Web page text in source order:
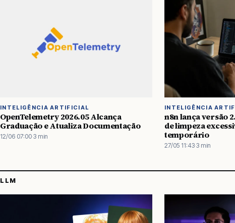
INTELIGÊNCIA ARTIFICIAL
OpenTelemetry 2026.05 Alcança
Graduação e Atualiza Documentação
12/06 07:00·3 min
INTELIGÊNCIA
n8n lança versão
de limpeza
temporário
27/05 11:43·3 min
LLM